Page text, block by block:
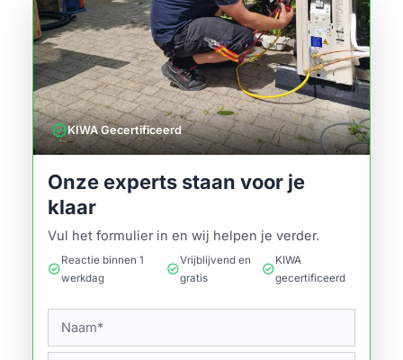
verifiedKIWA Gecertificeerd
Onze experts staan voor je
klaar
Vul het formulier in en wij helpen je verder.
check_circle
Reactie binnen 1
werkdag
check_circle
Vrijblijvend en
gratis
check_circle
KIWA
gecertificeerd